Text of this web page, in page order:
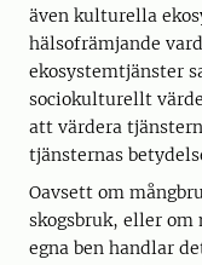
även kultu­rella
hälsofrämjande
ekosystemtjänster
sociokulturellt
att värdera
tjänsternas
Oavsett om
skogsbruk, eller om
egna ben handlar